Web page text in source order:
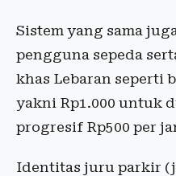
Sistem yang sama
pengguna sepeda
khas Lebaran seperti
yakni Rp1.000 untuk
progresif Rp500 per
Identitas juru parkir